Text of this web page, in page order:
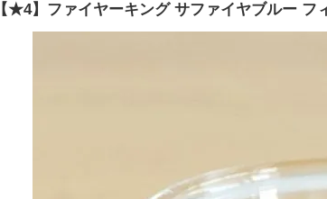
【★4】ファイヤーキング サファイヤブルー